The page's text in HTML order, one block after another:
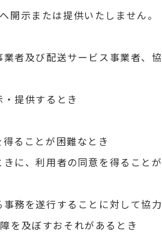
示または提供いたしません。
者及び配送サービス事業者、協
提供するとき
ることが困難なとき
に、利用者の同意を得ることが
務を遂行することに対して協力
を及ぼすおそれがあるとき